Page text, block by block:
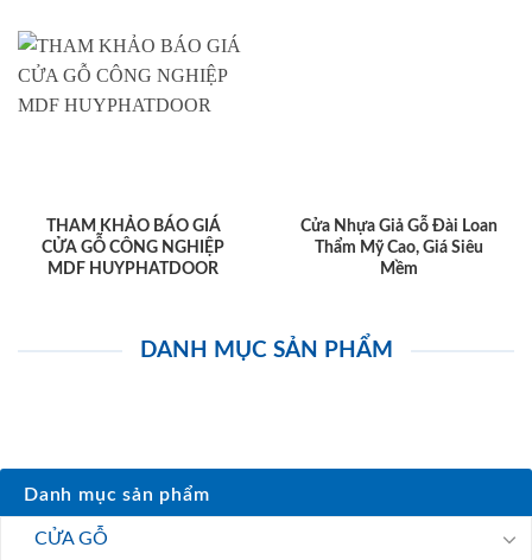
THAM KHẢO BÁO GIÁ
CỬA GỖ CÔNG NGHIỆP
MDF HUYPHATDOOR
Cửa Nhựa Giả Gỗ Đài Loan
Thẩm Mỹ Cao, Giá Siêu
Mềm
DANH MỤC SẢN PHẨM
Danh mục sản phẩm
CỬA GỖ